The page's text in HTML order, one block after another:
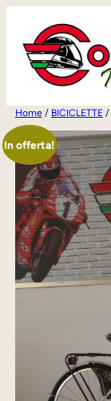
contenuto
Home/ BICICLETTE/
In offerta!